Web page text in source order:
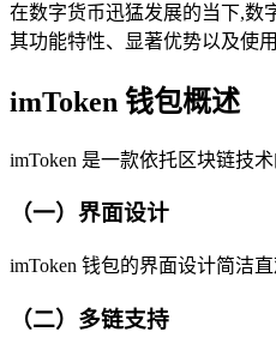
在数字货币迅猛发展的当下,数
其功能特性、显著优势以及使
imToken 钱包概述
imToken 是一款依托区块链技
（一）界面设计
imToken 钱包的界面设计简洁
（二）多链支持